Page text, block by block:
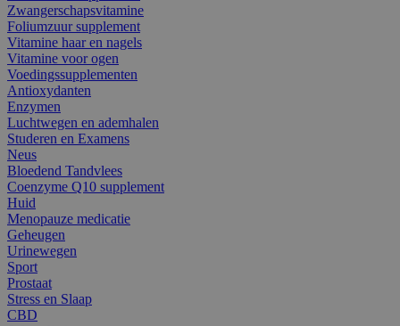
Zwangerschapsvitamine
Foliumzuur supplement
Vitamine haar en nagels
Vitamine voor ogen
Voedingssupplementen
Antioxydanten
Enzymen
Luchtwegen en ademhalen
Studeren en Examens
Neus
Bloedend Tandvlees
Coenzyme Q10 supplement
Huid
Menopauze medicatie
Geheugen
Urinewegen
Sport
Prostaat
Stress en Slaap
CBD